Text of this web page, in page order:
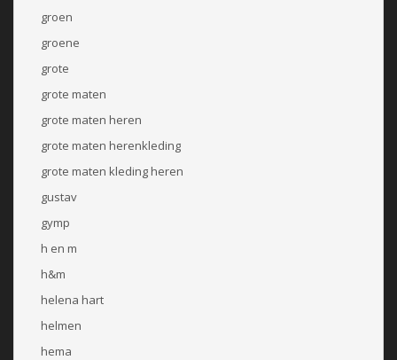
groen
groene
grote
grote maten
grote maten heren
grote maten herenkleding
grote maten kleding heren
gustav
gymp
h en m
h&m
helena hart
helmen
hema